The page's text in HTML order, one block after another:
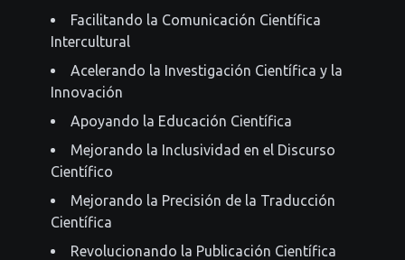
Facilitando la Comunicación Científica
Intercultural
Acelerando la Investigación Científica y la
Innovación
Apoyando la Educación Científica
Mejorando la Inclusividad en el Discurso
Científico
Mejorando la Precisión de la Traducción
Científica
Revolucionando la Publicación Científica